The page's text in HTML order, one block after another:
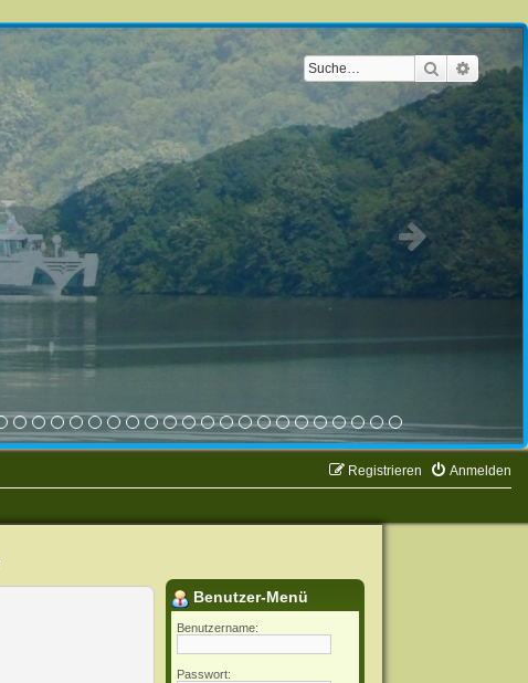
Suche
Anmelden
Registrieren
Benutzer-Menü
Benutzername:
Passwort: